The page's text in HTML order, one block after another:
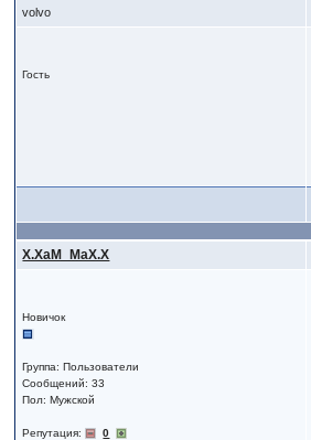
volvo
Гость
X.XaM_MaX.X
Новичок
Группа: Пользователи
Сообщений: 33
Пол: Мужской
Репутация: 0